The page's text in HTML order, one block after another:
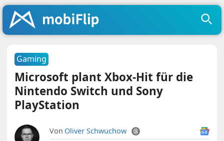
Gaming
Microsoft plant Xbox-Hit für die
Nintendo Switch und Sony
PlayStation
Von Oliver Schwuchow